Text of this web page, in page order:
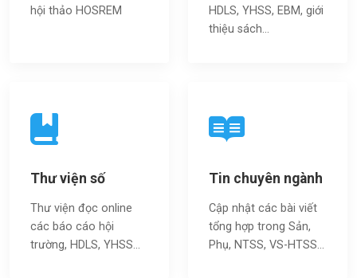
hội thảo HOSREM
HDLS, YHSS, EBM, giới
thiệu sách…
Thư viện số
Thư viện đọc online
các báo cáo hội
trường, HDLS, YHSS…
Tin chuyên ngành
Cập nhật các bài viết
tổng hợp trong Sản,
Phụ, NTSS, VS-HTSS...